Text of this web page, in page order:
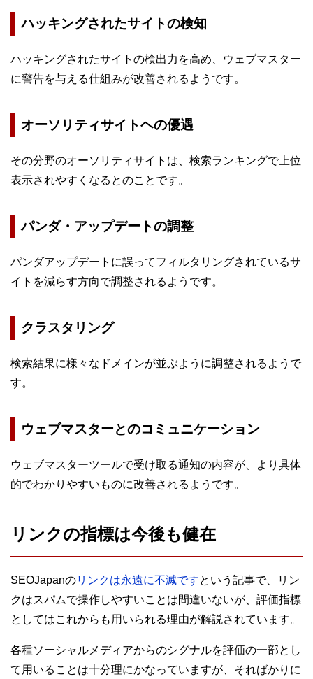
ハッキングされたサイトの検知
ハッキングされたサイトの検出力を高め、ウェブマスター
に警告を与える仕組みが改善されるようです。
オーソリティサイトヘの優遇
その分野のオーソリティサイトは、検索ランキングで上位
表示されやすくなるとのことです。
パンダ・アップデートの調整
パンダアップデートに誤ってフィルタリングされているサ
イトを減らす方向で調整されるようです。
クラスタリング
検索結果に様々なドメインが並ぶように調整されるようで
す。
ウェブマスターとのコミュニケーション
ウェブマスターツールで受け取る通知の内容が、より具体
的でわかりやすいものに改善されるようです。
リンクの指標は今後も健在
SEOJapanのリンクは永遠に不滅ですという記事で、リン
クはスパムで操作しやすいことは間違いないが、評価指標
としてはこれからも用いられる理由が解説されています。
各種ソーシャルメディアからのシグナルを評価の一部とし
て用いることは十分理にかなっていますが、そればかりに